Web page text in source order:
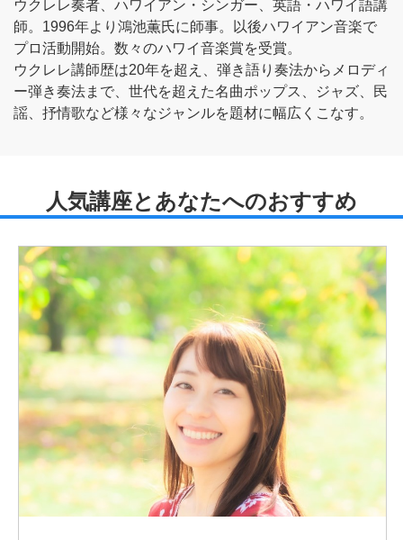
ウクレレ奏者、ハワイアン・シンガー、英語・ハワイ語講
師。1996年より鴻池薫氏に師事。以後ハワイアン音楽で
プロ活動開始。数々のハワイ音楽賞を受賞。
ウクレレ講師歴は20年を超え、弾き語り奏法からメロディ
ー弾き奏法まで、世代を超えた名曲ポップス、ジャズ、民
謡、抒情歌など様々なジャンルを題材に幅広くこなす。